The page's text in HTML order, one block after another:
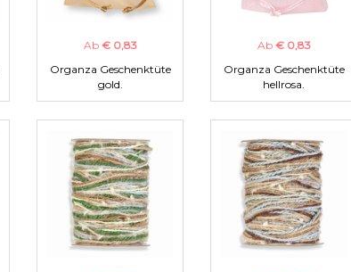
Ab € 0,83
Organza Geschenktüte
gold.
Ab € 0,83
Organza Geschenktüte
hellrosa.